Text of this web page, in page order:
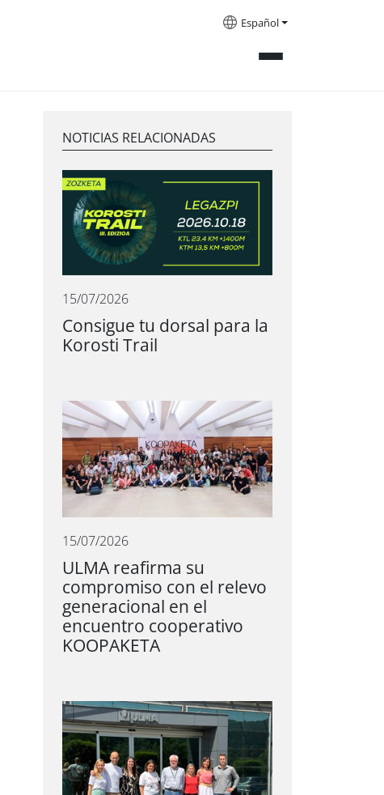
Español
NOTICIAS RELACIONADAS
15/07/2026
Consigue tu dorsal para la
Korosti Trail
15/07/2026
ULMA reafirma su
compromiso con el relevo
generacional en el
encuentro cooperativo
KOOPAKETA